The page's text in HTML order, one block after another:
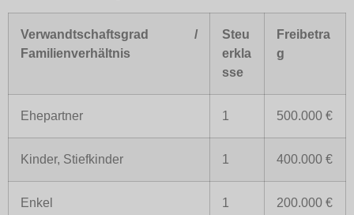
Verwandtschaftsgrad /
Familienverhältnis
Steu
erkla
sse
Freibetra
g
Ehepartner 1 500.000 €
Kinder, Stiefkinder 1 400.000 €
Enkel 1 200.000 €